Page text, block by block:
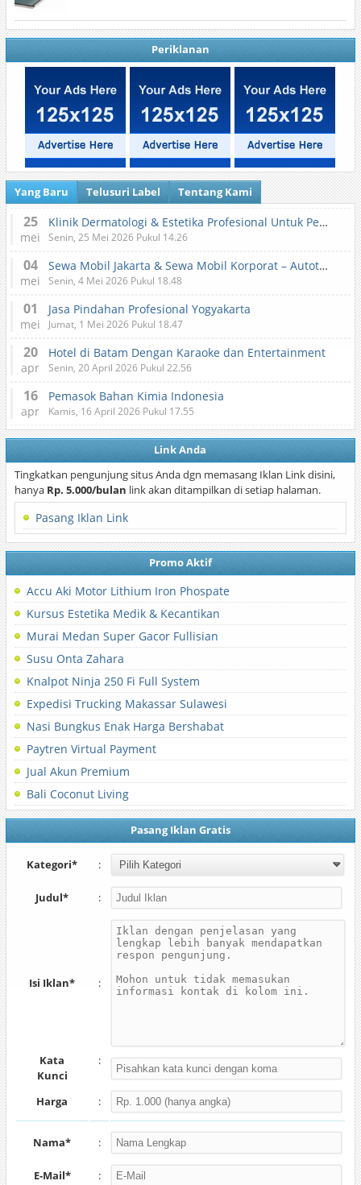
Periklanan
Yang Baru Telusuri Label Tentang Kami
25
mei
Klinik Dermatologi & Estetika Profesional Untuk Perawatan Kulit dan Kecantikan
Senin, 25 Mei 2026 Pukul 14.26
04
mei
Sewa Mobil Jakarta & Sewa Mobil Korporat – Autotranz Indonesia
Senin, 4 Mei 2026 Pukul 18.48
01
mei
Jasa Pindahan Profesional Yogyakarta
Jumat, 1 Mei 2026 Pukul 18.47
20
apr
Hotel di Batam Dengan Karaoke dan Entertainment
Senin, 20 April 2026 Pukul 22.56
16
apr
Pemasok Bahan Kimia Indonesia
Kamis, 16 April 2026 Pukul 17.55
Link Anda
Tingkatkan pengunjung situs Anda dgn memasang Iklan Link disini,
hanya Rp. 5.000/bulan link akan ditampilkan di setiap halaman.
Pasang Iklan Link
Promo Aktif
Accu Aki Motor Lithium Iron Phospate
Kursus Estetika Medik & Kecantikan
Murai Medan Super Gacor Fullisian
Susu Onta Zahara
Knalpot Ninja 250 Fi Full System
Expedisi Trucking Makassar Sulawesi
Nasi Bungkus Enak Harga Bershabat
Paytren Virtual Payment
Jual Akun Premium
Bali Coconut Living
Pasang Iklan Gratis
Kategori* :
Judul* :
Isi Iklan* :
Kata
Kunci
:
Harga :
Nama* :
E-Mail* :